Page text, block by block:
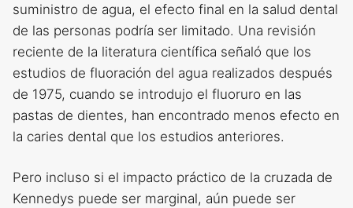
suministro de agua, el efecto final en la salud dental
de las personas podría ser limitado. Una revisión
reciente de la literatura científica señaló que los
estudios de fluoración del agua realizados después
de 1975, cuando se introdujo el fluoruro en las
pastas de dientes, han encontrado menos efecto en
la caries dental que los estudios anteriores.
Pero incluso si el impacto práctico de la cruzada de
Kennedys puede ser marginal, aún puede ser